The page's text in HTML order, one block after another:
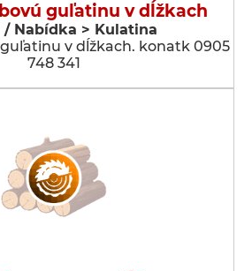
guľatinu v dĺžkach
/ Nabídka > Kulatina
v dĺžkach. konatk 0905
748 341